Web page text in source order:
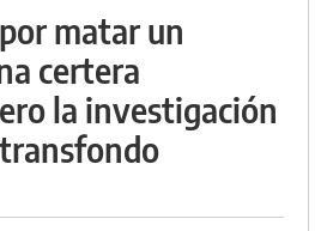
matar un
certera
la investigación